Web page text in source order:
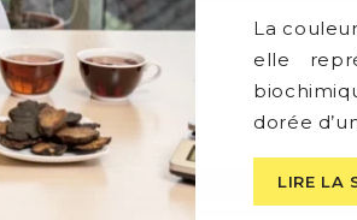
La
elle
dorée
LIRE LA